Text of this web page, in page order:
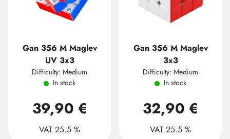
Gan 356 M Maglev
UV 3x3
Difficulty: Medium
In stock
39,90 €
VAT 25.5 %
Gan 356 M Maglev
3x3
Difficulty: Medium
In stock
32,90 €
VAT 25.5 %